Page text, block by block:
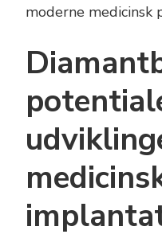
moderne medicinsk